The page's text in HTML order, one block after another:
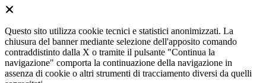
Questo sito utilizza cookie tecnici e statistici anonimizzati. La
chiusura del banner mediante selezione dell'apposito comando
contraddistinto dalla X o tramite il pulsante "Continua la
navigazione" comporta la continuazione della navigazione in
assenza di cookie o altri strumenti di tracciamento diversi da quelli